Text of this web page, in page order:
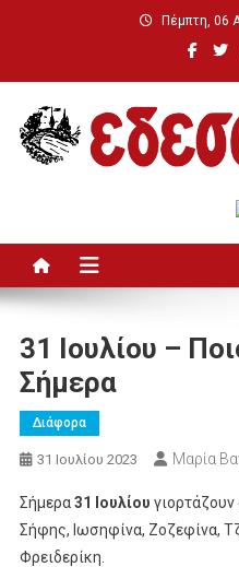
Πέμπτη, 06
31 Ιουλίου –
Σήμερα
Διάφορα
31 Ιουλίου 2023 Μαρία
Σήμερα31 Ιουλίου
Σήφης, Ιωσηφίνα, Ζοζεφίνα,
Φρειδερίκη.